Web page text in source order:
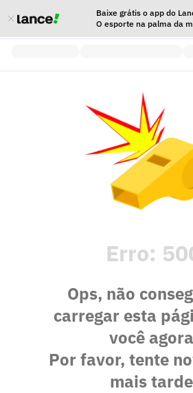
Baixe grátis o app do
O esporte na palma da
Erro:
Ops, não
carregar esta
você
Por favor, tente
mais